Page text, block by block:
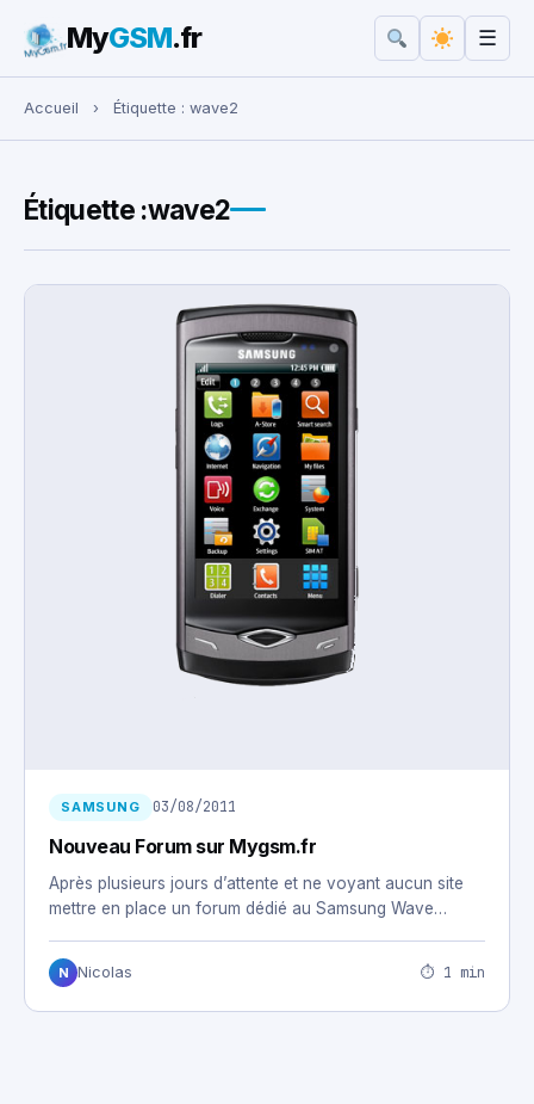
Rechercher :
MyGSM.fr ☰
Accueil › Étiquette : wave2
Étiquette :wave2
SAMSUNG 03/08/2011
Nouveau Forum sur Mygsm.fr
Après plusieurs jours d’attente et ne voyant aucun site
mettre en place un forum dédié au Samsung Wave…
N Nicolas ⏱ 1 min